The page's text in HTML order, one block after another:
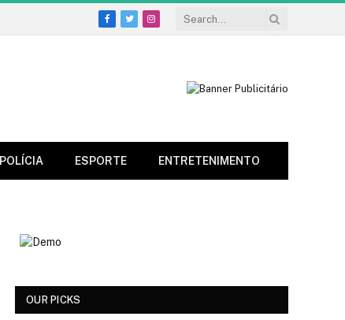
Facebook
TwitterInstagram
POLÍCIA ESPORTE ENTRETENIMENTO
OUR PICKS